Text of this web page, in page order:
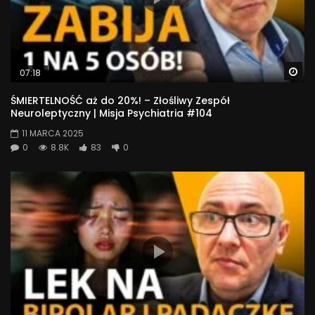
07:18
ŚMIERTELNOŚĆ aż do 20%! – Złośliwy Zespół
Neuroleptyczny | Misja Psychiatria #104
11 MARCA 2025
0
8.8K 83 0